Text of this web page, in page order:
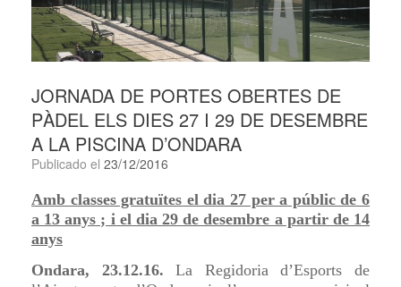
JORNADA DE PORTES OBERTES DE
PÀDEL ELS DIES 27 I 29 DE DESEMBRE
A LA PISCINA D’ONDARA
Publicado el 23/12/2016
Amb classes gratuïtes el dia 27 per a públic de 6
a 13 anys ; i el dia 29 de desembre a partir de 14
anys
Ondara, 23.12.16.La Regidoria d’Esports de